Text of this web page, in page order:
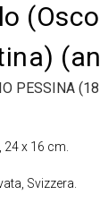
PESSINA
24 x 16 cm.
Svizzera.